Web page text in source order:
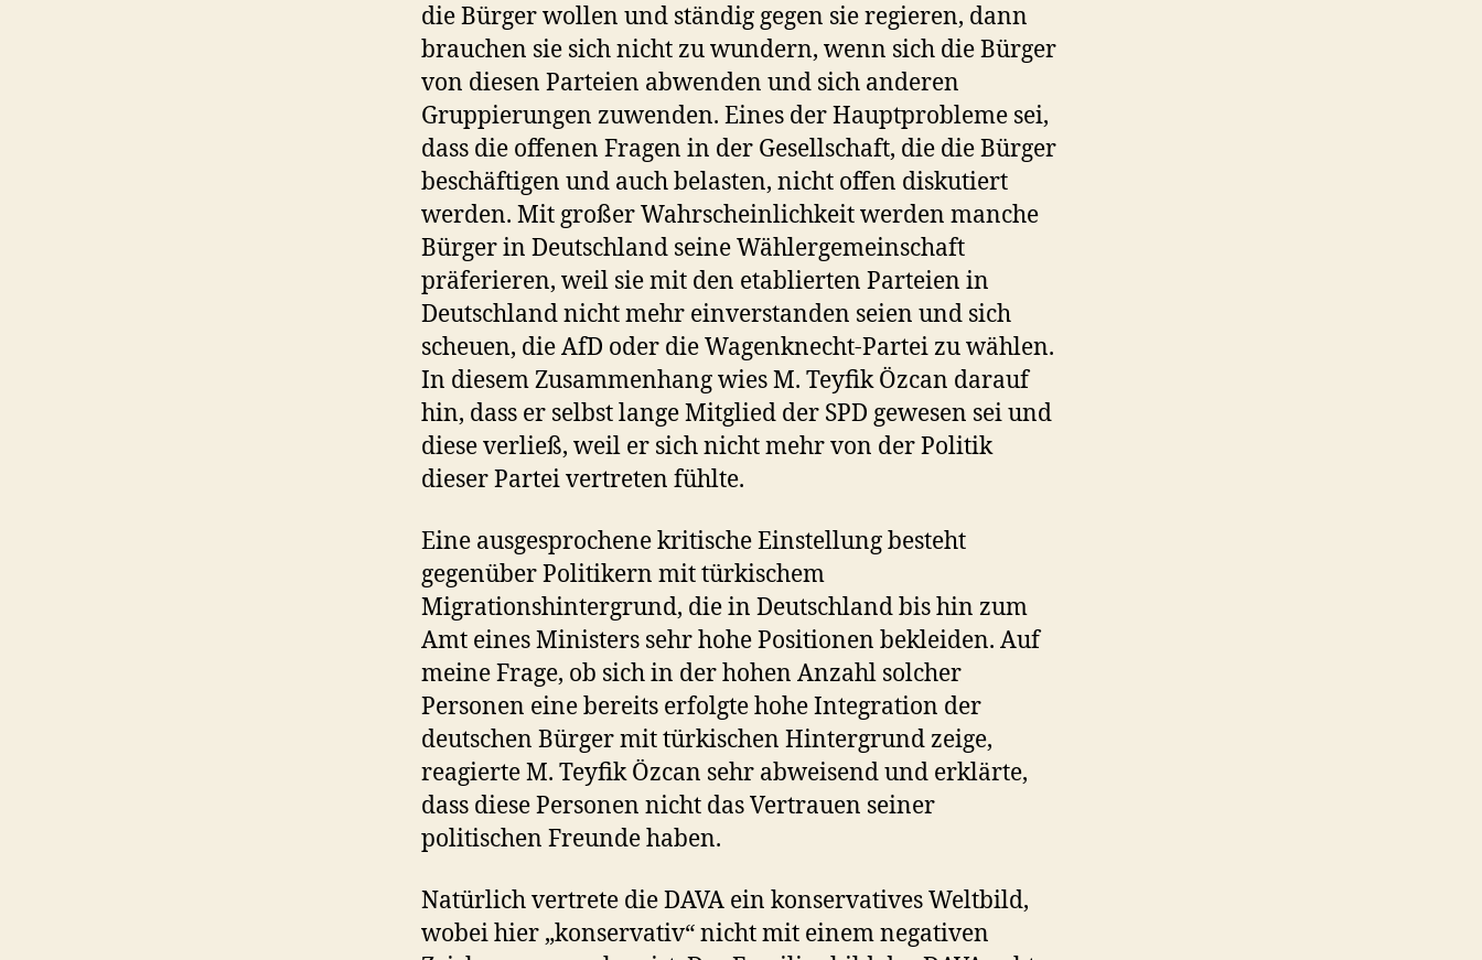
die Bürger wollen und ständig gegen sie regieren, dann
brauchen sie sich nicht zu wundern, wenn sich die Bürger
von diesen Parteien abwenden und sich anderen
Gruppierungen zuwenden. Eines der Hauptprobleme sei,
dass die offenen Fragen in der Gesellschaft, die die Bürger
beschäftigen und auch belasten, nicht offen diskutiert
werden. Mit großer Wahrscheinlichkeit werden manche
Bürger in Deutschland seine Wählergemeinschaft
präferieren, weil sie mit den etablierten Parteien in
Deutschland nicht mehr einverstanden seien und sich
scheuen, die AfD oder die Wagenknecht-Partei zu wählen.
In diesem Zusammenhang wies M. Teyfik Özcan darauf
hin, dass er selbst lange Mitglied der SPD gewesen sei und
diese verließ, weil er sich nicht mehr von der Politik
dieser Partei vertreten fühlte.
Eine ausgesprochene kritische Einstellung besteht
gegenüber Politikern mit türkischem
Migrationshintergrund, die in Deutschland bis hin zum
Amt eines Ministers sehr hohe Positionen bekleiden. Auf
meine Frage, ob sich in der hohen Anzahl solcher
Personen eine bereits erfolgte hohe Integration der
deutschen Bürger mit türkischen Hintergrund zeige,
reagierte M. Teyfik Özcan sehr abweisend und erklärte,
dass diese Personen nicht das Vertrauen seiner
politischen Freunde haben.
Natürlich vertrete die DAVA ein konservatives Weltbild,
wobei hier „konservativ“ nicht mit einem negativen